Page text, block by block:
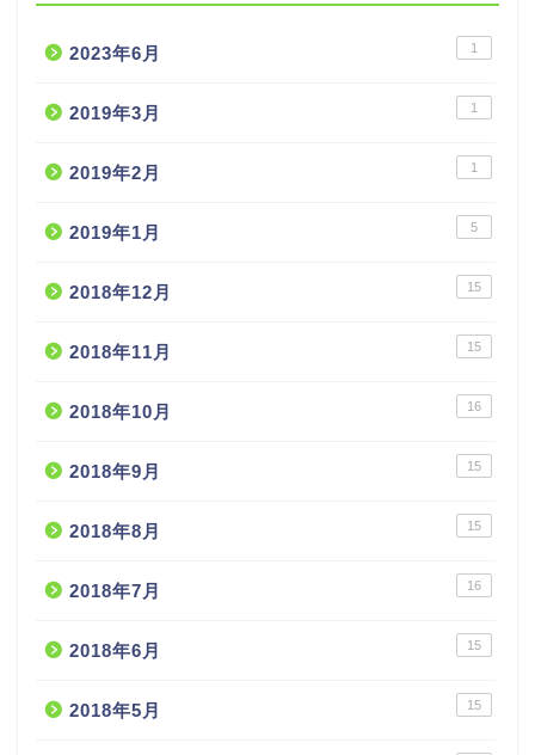
2023年6月 1
2019年3月 1
2019年2月 1
2019年1月 5
2018年12月 15
2018年11月 15
2018年10月 16
2018年9月 15
2018年8月 15
2018年7月 16
2018年6月 15
2018年5月 15